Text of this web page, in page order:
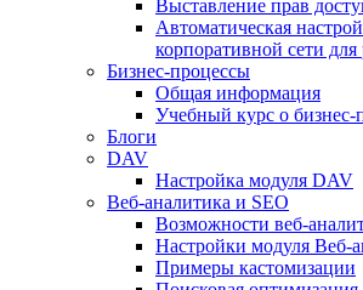
Выставление прав
Автоматическая
корпоративной сети
Бизнес-процессы
Общая информация
Учебный курс о бизнес-
Блоги
DAV
Настройка модуля DAV
Веб-аналитика и SEO
Возможности веб-
Настройки модуля Веб-
Примеры кастомизации